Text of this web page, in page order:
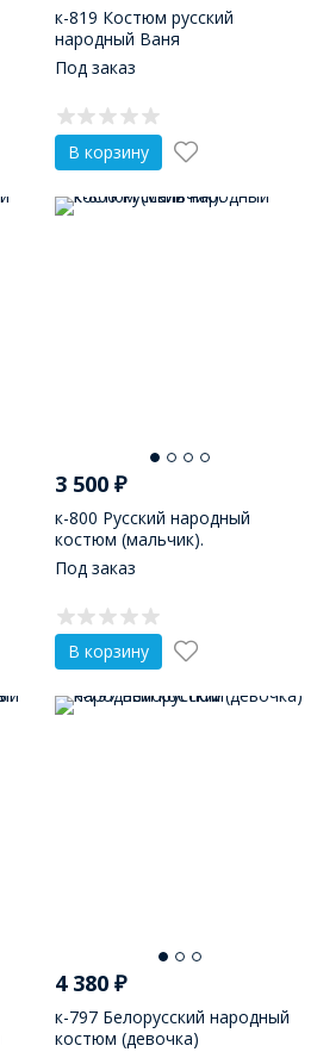
к-819 Костюм русский
народный Ваня
Под заказ
В корзину
3 500₽
к-800 Русский народный
костюм (мальчик).
Под заказ
В корзину
4 380₽
к-797 Белорусский народный
костюм (девочка)